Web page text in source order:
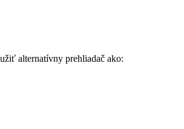
alternatívny prehliadač ako: